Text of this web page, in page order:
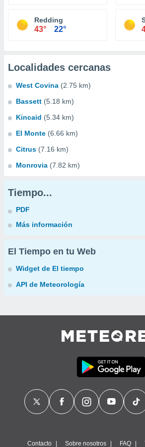
Redding
43° 22°
Localidades cercanas
West Covina (2.75 km)
Bassett (5.18 km)
Kincaid (5.34 km)
El Monte (6.66 km)
Citrus (7.16 km)
Monrovia (7.82 km)
Tiempo...
PDF
Más información
El Tiempo en tu Web
Widget de El tiempo
API de Meteorología
Contacto Sobre nosotros FAQ